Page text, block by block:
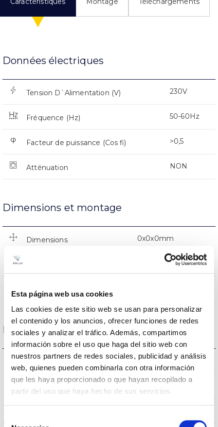
Esta página web usa cookies
Las cookies de este sitio web se usan para personalizar
el contenido y los anuncios, ofrecer funciones de redes
sociales y analizar el tráfico. Además, compartimos
información sobre el uso que haga del sitio web con
nuestros partners de redes sociales, publicidad y análisis
web, quienes pueden combinarla con otra información
que les haya proporcionado o que hayan recopilado a
partir del uso que haya hecho de sus servicios.
Données électriques
Tension D`Alimentation (V) 230V
Fréquence (Hz) 50-60Hz
Facteur de puissance (Cos fi) >0,5
Atténuation NON
Dimensions et montage
Dimensions 0x0x0mm
Éclairage
Données optiques
Température de coleur 2700K
CRI Indice de rendu des couleurs